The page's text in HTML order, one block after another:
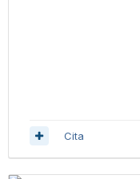
Cita